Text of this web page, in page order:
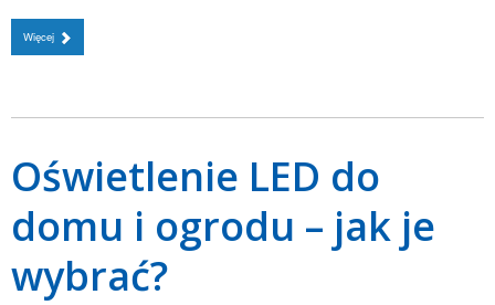
Więcej
Oświetlenie LED do
domu i ogrodu – jak je
wybrać?